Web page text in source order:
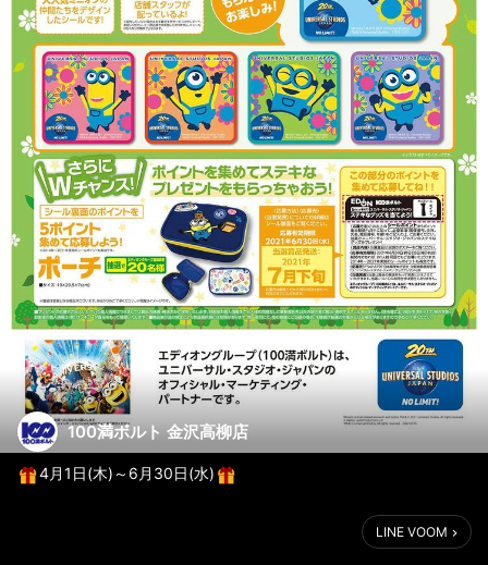
100満ボルト 金沢高柳店
4月1日(木)～6月30日(水)
いつも100満ボルトをご愛顧いただきありがとうございます
現在100満ボルトでは、各店舗にご来店を頂いた方に「ユニバーサ
LINE VOOM